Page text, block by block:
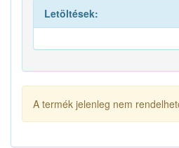
Letöltések:
A termék jelenleg nem